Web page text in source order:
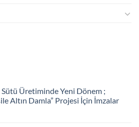
Sütü Üretiminde Yeni Dönem ;
Altın Damla” Projesi İçin İmzalar